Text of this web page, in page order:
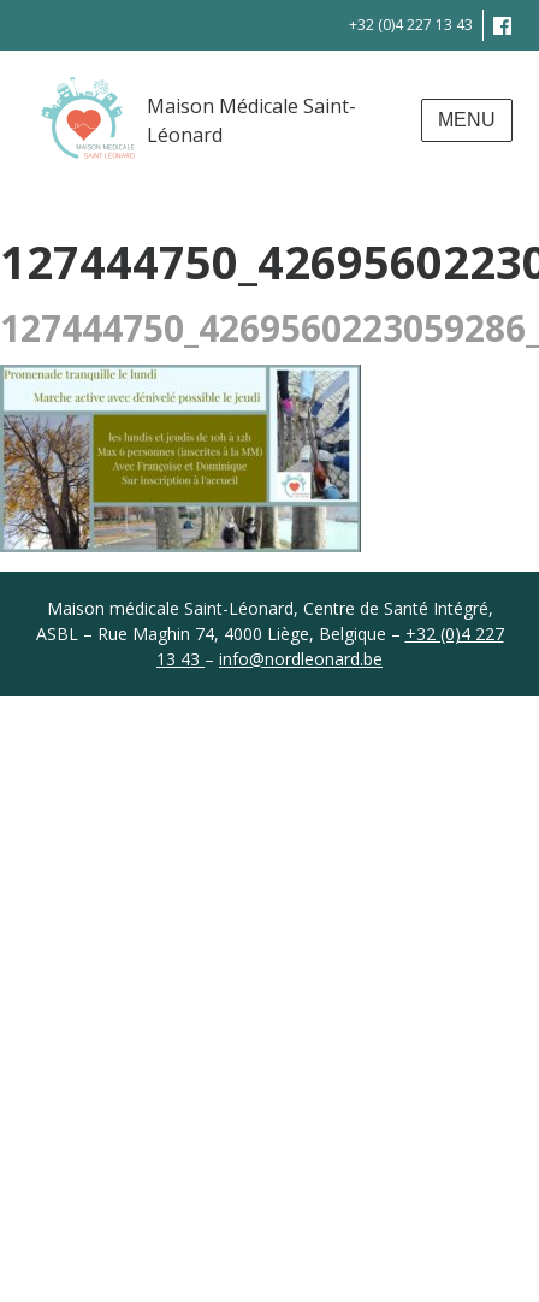
Maison Médicale Saint-
Léonard
+32 (0)4 227 13 43
MENU
Coordonnées
Maison médicale Saint-Léonard, Centre de Santé Intégré,
ASBL – Rue Maghin 74, 4000 Liège, Belgique – +32 (0)4 227
13 43 – info@nordleonard.be